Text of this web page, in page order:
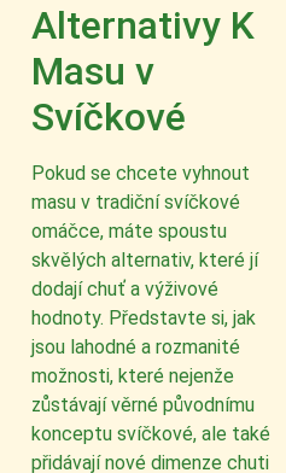
Alternativy K
Masu v
Svíčkové
Pokud se chcete vyhnout
masu v tradiční svíčkové
omáčce, máte spoustu
skvělých alternativ, které jí
dodají chuť a výživové
hodnoty. Představte si, jak
jsou lahodné a rozmanité
možnosti, které nejenže
zůstávají věrné původnímu
konceptu svíčkové, ale také
přidávají nové dimenze chuti